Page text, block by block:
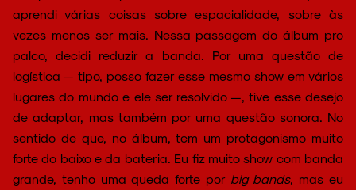
aprendi várias coisas sobre espacialidade, sobre às
vezes menos ser mais. Nessa passagem do álbum pro
palco, decidi reduzir a banda. Por uma questão de
logística — tipo, posso fazer esse mesmo show em vários
lugares do mundo e ele ser resolvido —, tive esse desejo
de adaptar, mas também por uma questão sonora. No
sentido de que, no álbum, tem um protagonismo muito
forte do baixo e da bateria. Eu fiz muito show com banda
grande, tenho uma queda forte por big bands, mas eu